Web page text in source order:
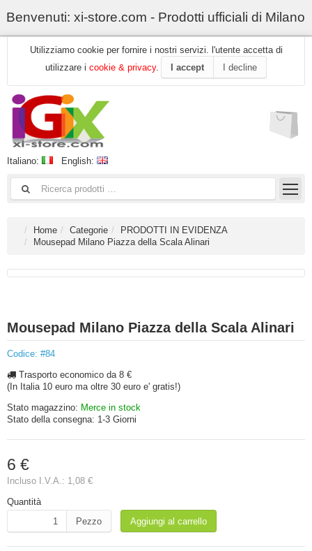
Benvenuti: xi-store.com - Prodotti ufficiali di Milano
Utilizziamo cookie per fornire i nostri servizi. l'utente accetta di
utilizzare i cookie & privacy. I accept I decline
Italiano: English:
Home Categorie
PRODOTTI IN EVIDENZA
Mousepad Milano Piazza della Scala Alinari
Mousepad Milano Piazza della Scala Alinari
Codice: #84
Trasporto economico da 8 €
(In Italia 10 euro ma oltre 30 euro e' gratis!)
Stato magazzino: Merce in stock
Stato della consegna: 1-3 Giorni
6 €
Incluso I.V.A.: 1,08 €
Quantità
Pezzo
Aggiungi al carrello